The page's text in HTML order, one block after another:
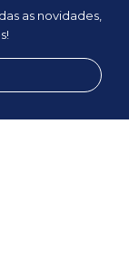
as novidades,